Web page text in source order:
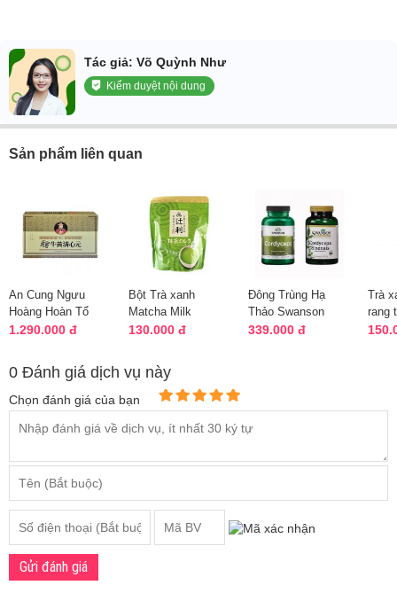
Tác giả: Võ Quỳnh Như
Kiểm duyệt nội dung
Sản phẩm liên quan
An Cung Ngưu
Hoàng Hoàn Tổ
Kén Hộp Màu Vàng
1.290.000 đ
Bột Trà xanh
Matcha Milk
nguyên chất 200g
130.000 đ
Đông Trùng Hạ
Thảo Swanson
Cordyceps mẫu
339.000 đ
Trà
rang
200g
0 Đánh giá dịch vụ này
Chọn đánh giá của bạn
Gửi đánh giá